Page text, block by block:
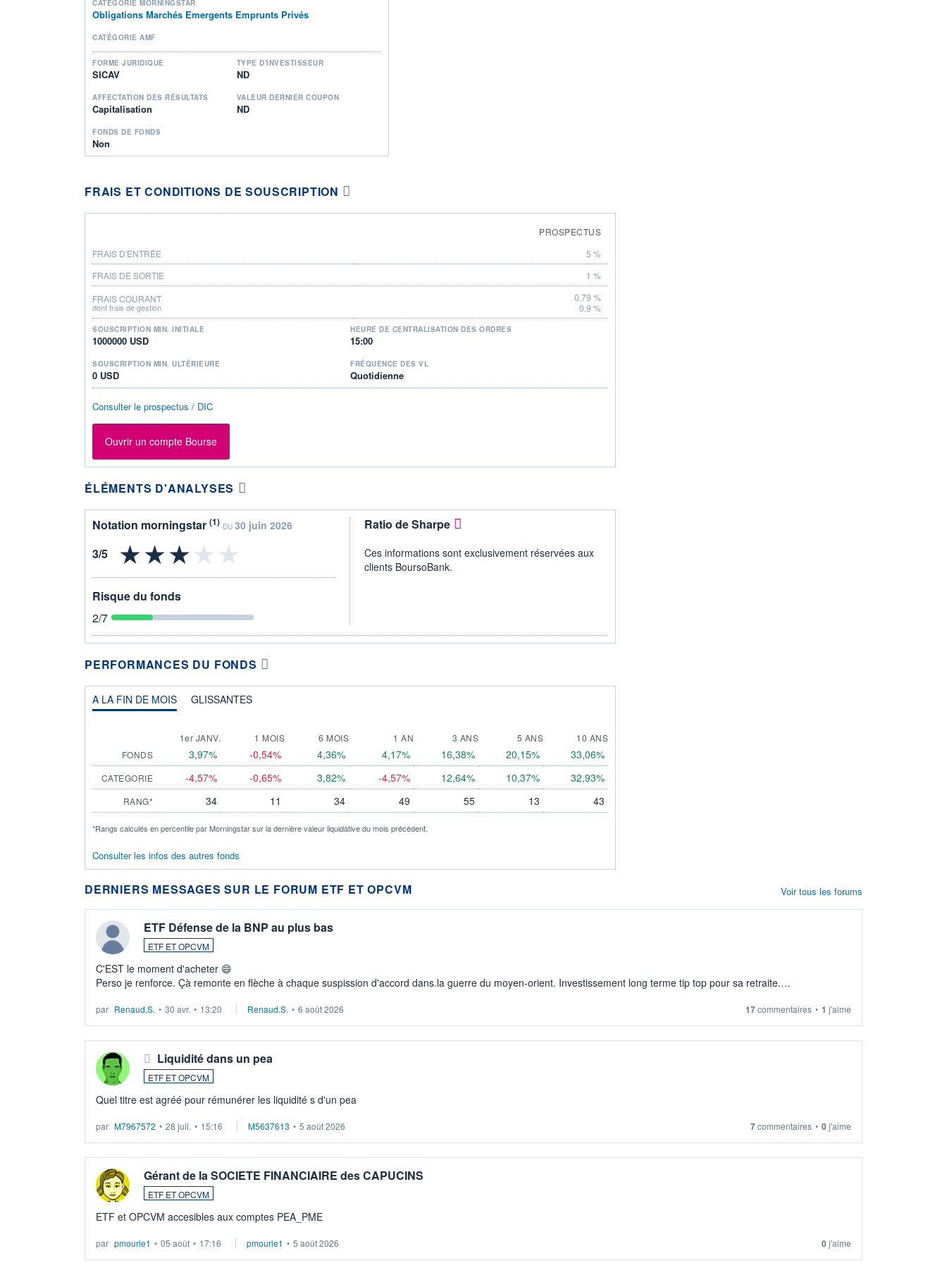
CATÉGORIE MORNINGSTAR
Obligations Marchés Emergents Emprunts Privés
CATÉGORIE AMF
FORME JURIDIQUE
SICAV
TYPE D'INVESTISSEUR
ND
AFFECTATION DES RÉSULTATS
Capitalisation
VALEUR DERNIER COUPON
ND
FONDS DE FONDS
Non
FRAIS ET CONDITIONS DE SOUSCRIPTION
PROSPECTUS
FRAIS D'ENTRÉE
5 %
FRAIS DE SORTIE
1 %
FRAIS COURANT
dont frais de gestion
0,79 %
0,9 %
SOUSCRIPTION MIN. INITIALE
1000000 USD
HEURE DE CENTRALISATION DES ORDRES
15:00
SOUSCRIPTION MIN. ULTÉRIEURE
0 USD
FRÉQUENCE DES VL
Quotidienne
Consulter le prospectus / DIC
Ouvrir un compte Bourse
ÉLÉMENTS D'ANALYSES
Notation morningstar (1) DU 30 juin 2026
Risque du fonds
2/7
Ratio de Sharpe
Ces informations sont exclusivement réservées aux
clients BoursoBank.
PERFORMANCES DU FONDS
A LA FIN DE MOIS GLISSANTES
1er JANV. 1 MOIS 6 MOIS 1 AN 3 ANS 5 ANS
10 ANS
FONDS
3,97% -0,54% 4,36% 4,17% 16,38% 20,15% 33,06%
CATEGORIE -4,57% -0,65% 3,82% -4,57% 12,64% 10,37% 32,93%
RANG* 34 11 34 49 55 13 43
*Rangs calculés en percentile par Morningstar sur la dernière valeur liquidative du mois précédent.
Consulter les infos des autres fonds
DERNIERS MESSAGES SUR LE FORUM ETF ET OPCVM
ETF Défense de la BNP au plus bas
ETF ET OPCVM
C'EST le moment d'acheter 😄​
Perso je renforce. Çà remonte en flèche à chaque suspission d'accord dans.la guerre du moyen-orient. Investissement long terme tip top pour sa retraite.
par Renaud.S. • 30 avr. • 13:20 Renaud.S. • 6 août 2026 17commentaires • 1 j'aime
Liquidité dans un pea
ETF ET OPCVM
Quel titre est agréé pour rémunérer les liquidité s d'un pea
par M7967572 • 28 juil. • 15:16 M5637613 • 5 août 2026 7commentaires • 0j'aime
Gérant de la SOCIETE FINANCIAIRE des CAPUCINS
ETF ET OPCVM
ETF et OPCVM accesibles aux comptes PEA_PME
par pmourie1 • 05 août • 17:16 pmourie1 • 5 août 2026 0j'aime
Voir tous les forums